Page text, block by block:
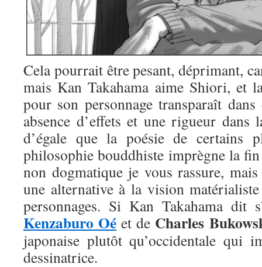
Cela pourrait être pesant, déprimant,
mais Kan Takahama aime Shiori, et
pour son personnage transparaît dans
absence d’effets et une rigueur dans
d’égale que la poésie de certains
philosophie bouddhiste imprègne la
non dogmatique je vous rassure,
une alternative à la vision
personnages. Si Kan Takahama dit
Kenzaburo Oé et de Charles
japonaise plutôt qu’occidentale qui
dessinatrice.